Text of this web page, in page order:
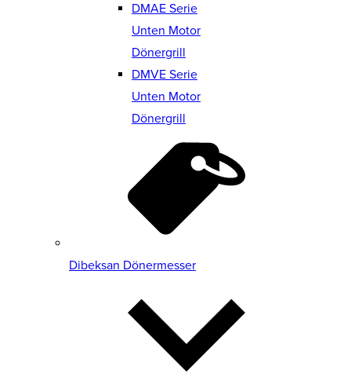
DMAE Serie
Unten Motor
Dönergrill
DMVE Serie
Unten Motor
Dönergrill
Dibeksan Dönermesser